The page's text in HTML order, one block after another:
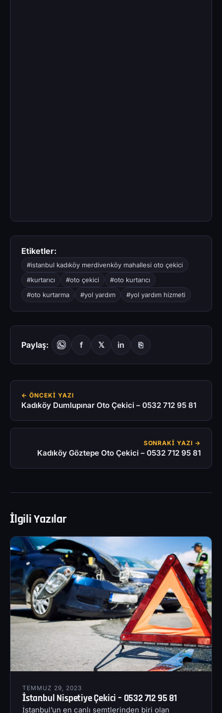
Etiketler:
#istanbul kadıköy merdivenköy mahallesi oto çekici
#kurtarıcı
#oto çekici
#oto kurtarıcı
#oto kurtarma
#yol yardım #yol yardım hizmeti
Paylaş: f 𝕏 in ⎘
← ÖNCEKI YAZI
Kadıköy Dumlupınar Oto Çekici – 0532 712 95 81
SONRAKI YAZI →
Kadıköy Göztepe Oto Çekici – 0532 712 95 81
İlgili Yazılar
TEMMUZ 29, 2023
İstanbul Nispetiye Çekici – 0532 712 95 81
İstanbul’un en canlı semtlerinden biri olan